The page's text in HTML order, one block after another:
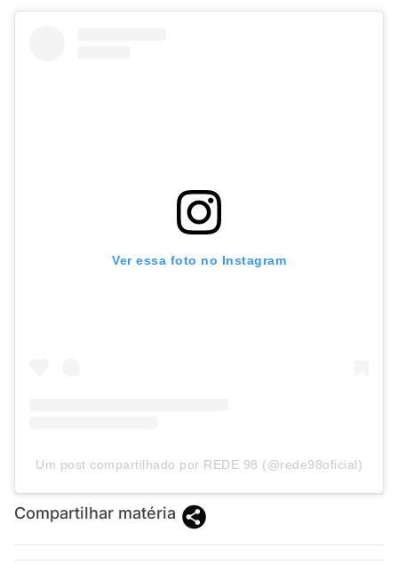
Ver essa foto no Instagram
Um post compartilhado por REDE 98 (@rede98oficial)
Compartilhar matéria